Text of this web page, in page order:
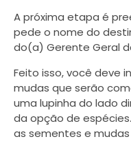
A próxima etapa é
pede o nome do
do(a) Gerente Geral
Feito isso, você deve
mudas que serão
uma lupinha do lado
da opção de
as sementes e